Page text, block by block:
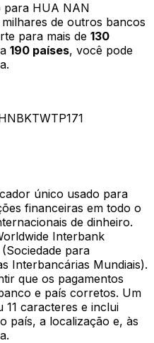
para HUA NAN
de outros bancos
para mais de 130
190 países, você pode
único usado para
financeiras em todo o
de dinheiro.
Interbank
para
Interbancárias Mundiais).
que os pagamentos
e país corretos. Um
caracteres e inclui
país, a localização e, às